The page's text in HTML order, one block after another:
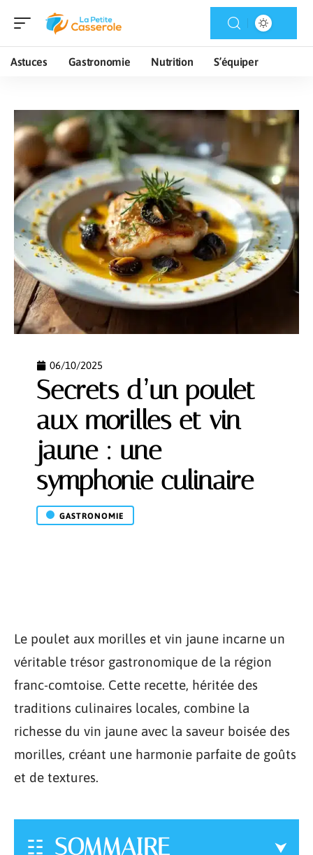
Astuces Gastronomie Nutrition S’équiper
06/10/2025
Secrets d’un poulet
aux morilles et vin
jaune : une
symphonie culinaire
GASTRONOMIE
Le poulet aux morilles et vin jaune incarne un
véritable trésor gastronomique de la région
franc-comtoise. Cette recette, héritée des
traditions culinaires locales, combine la
richesse du vin jaune avec la saveur boisée des
morilles, créant une harmonie parfaite de goûts
et de textures.
SOMMAIRE